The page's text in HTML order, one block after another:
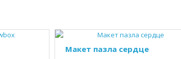
Макет пазла сердце